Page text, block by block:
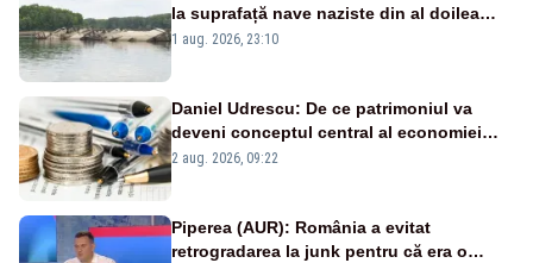
la suprafață nave naziste din al doilea
război mondial
1 aug. 2026, 23:10
Daniel Udrescu: De ce patrimoniul va
deveni conceptul central al economiei
viitoare?
2 aug. 2026, 09:22
Piperea (AUR): România a evitat
retrogradarea la junk pentru că era o